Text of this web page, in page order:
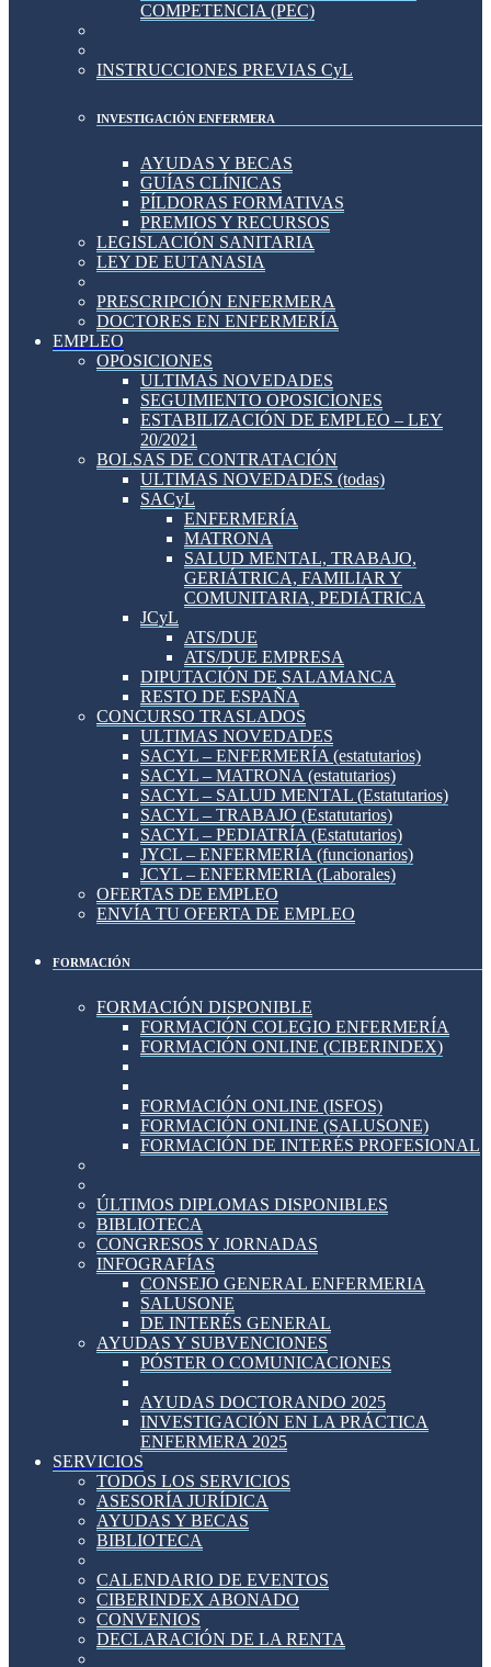
COMPETENCIA (PEC)
INSTRUCCIONES PREVIAS CyL
INVESTIGACIÓN ENFERMERA
AYUDAS Y BECAS
GUÍAS CLÍNICAS
PÍLDORAS FORMATIVAS
PREMIOS Y RECURSOS
LEGISLACIÓN SANITARIA
LEY DE EUTANASIA
PRESCRIPCIÓN ENFERMERA
DOCTORES EN ENFERMERÍA
EMPLEO
OPOSICIONES
ULTIMAS NOVEDADES
SEGUIMIENTO OPOSICIONES
ESTABILIZACIÓN DE EMPLEO – LEY
20/2021
BOLSAS DE CONTRATACIÓN
ULTIMAS NOVEDADES (todas)
SACyL
ENFERMERÍA
MATRONA
SALUD MENTAL, TRABAJO,
GERIÁTRICA, FAMILIAR Y
COMUNITARIA, PEDIÁTRICA
JCyL
ATS/DUE
ATS/DUE EMPRESA
DIPUTACIÓN DE SALAMANCA
RESTO DE ESPAÑA
CONCURSO TRASLADOS
ULTIMAS NOVEDADES
SACYL – ENFERMERÍA (estatutarios)
SACYL – MATRONA (estatutarios)
SACYL – SALUD MENTAL (Estatutarios)
SACYL – TRABAJO (Estatutarios)
SACYL – PEDIATRÍA (Estatutarios)
JYCL – ENFERMERÍA (funcionarios)
JCYL – ENFERMERIA (Laborales)
OFERTAS DE EMPLEO
ENVÍA TU OFERTA DE EMPLEO
FORMACIÓN
FORMACIÓN DISPONIBLE
FORMACIÓN COLEGIO ENFERMERÍA
FORMACIÓN ONLINE (CIBERINDEX)
FORMACIÓN ONLINE (ISFOS)
FORMACIÓN ONLINE (SALUSONE)
FORMACIÓN DE INTERÉS PROFESIONAL
ÚLTIMOS DIPLOMAS DISPONIBLES
BIBLIOTECA
CONGRESOS Y JORNADAS
INFOGRAFÍAS
CONSEJO GENERAL ENFERMERIA
SALUSONE
DE INTERÉS GENERAL
AYUDAS Y SUBVENCIONES
PÓSTER O COMUNICACIONES
AYUDAS DOCTORANDO 2025
INVESTIGACIÓN EN LA PRÁCTICA
ENFERMERA 2025
SERVICIOS
TODOS LOS SERVICIOS
ASESORÍA JURÍDICA
AYUDAS Y BECAS
BIBLIOTECA
CALENDARIO DE EVENTOS
CIBERINDEX ABONADO
CONVENIOS
DECLARACIÓN DE LA RENTA